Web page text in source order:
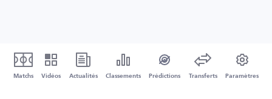
Matchs Vidéos Actualités Classements Prédictions Transferts Paramètres